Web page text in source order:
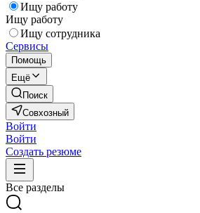
Ищу работу
Ищу работу
Ищу сотрудника
Сервисы
Помощь
Ещё
Поиск
Совхозный
Войти
Войти
Создать резюме
Все разделы